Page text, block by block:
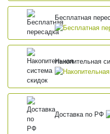
Бесплатная
Накопительная
Доставка по РФ